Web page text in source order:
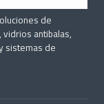
de
antibalas,
sistemas de